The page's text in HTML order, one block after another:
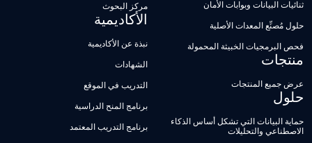
ثنائيات البيانات وبوابات الأمان
حلول مُصنِّع المعدات الأصلية
فحص البرمجيات الخبيثة المحمولة
منتجات
عرض جميع المنتجات
حلول
حماية البيانات التي تشكل أساس الذكاء
الاصطناعي والتحليلات
مركز البحوث
الأكاديمية
نبذة عن الأكاديمية
الشهادات
التدريب في الموقع
برنامج المنح الدراسية
برنامج التدريب المعتمد